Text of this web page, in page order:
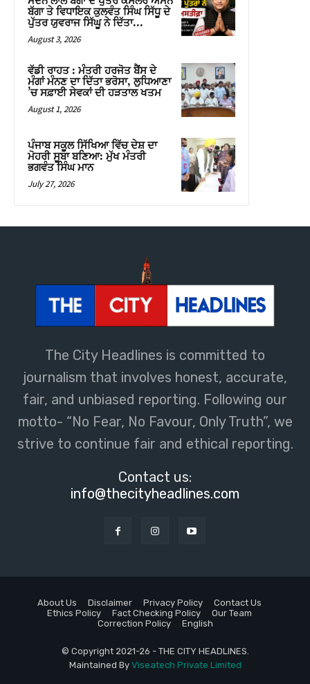
The City Headlines is committed to
journalism that involves honest, accurate,
fair, and unbiased reporting. Following our
motto- “No Fear, No Favour, Only Truth”, we
strive to continue fair and ethical reporting.
Contact us:
info@thecityheadlines.com
About Us Disclaimer Privacy Policy
Contact Us
Ethics Policy
Fact Checking Policy
Our Team
Correction Policy
English
© Copyright 2021-26 - THE CITY HEADLINES.
Maintained By Viseatech Private Limited